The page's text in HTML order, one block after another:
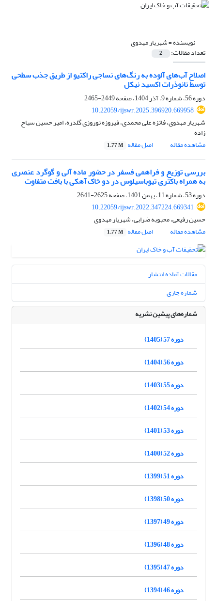
نویسنده =شهریار مهدوی
تعداد مقالات: 2
اصلاح آب‌های آلوده به رنگ‌های نساجی راکتیو از طریق جذب سطحی
توسط نانوذرات اکسید نیکل
دوره 56، شماره 9، آذر 1404، صفحه
2449-2465
10.22059/ijswr.2025.396920.669958
شهریار مهدوی، فائزه علی محمدی، فیروزه نوروزی گلدره، امیر حسین سیاح
زاده
مشاهده مقاله
اصل مقاله 1.77 M
بررسی توزیع و فراهمی فسفر در حضور ماده آلی و گوگرد عنصری
به همراه باکتری تیوباسیلوس در دو خاک آهکی با بافت متفاوت
دوره 53، شماره 11، بهمن 1401، صفحه
2625-2641
10.22059/ijswr.2022.347224.669341
حسین رفیعی، محبوبه ضرابی، شهریار مهدوی
مشاهده مقاله
اصل مقاله 1.77 M
مقالات آماده انتشار
شماره جاری
شماره‌های پیشین نشریه
دوره 57 (1405)
دوره 56 (1404)
دوره 55 (1403)
دوره 54 (1402)
دوره 53 (1401)
دوره 52 (1400)
دوره 51 (1399)
دوره 50 (1398)
دوره 49 (1397)
دوره 48 (1396)
دوره 47 (1395)
دوره 46 (1394)